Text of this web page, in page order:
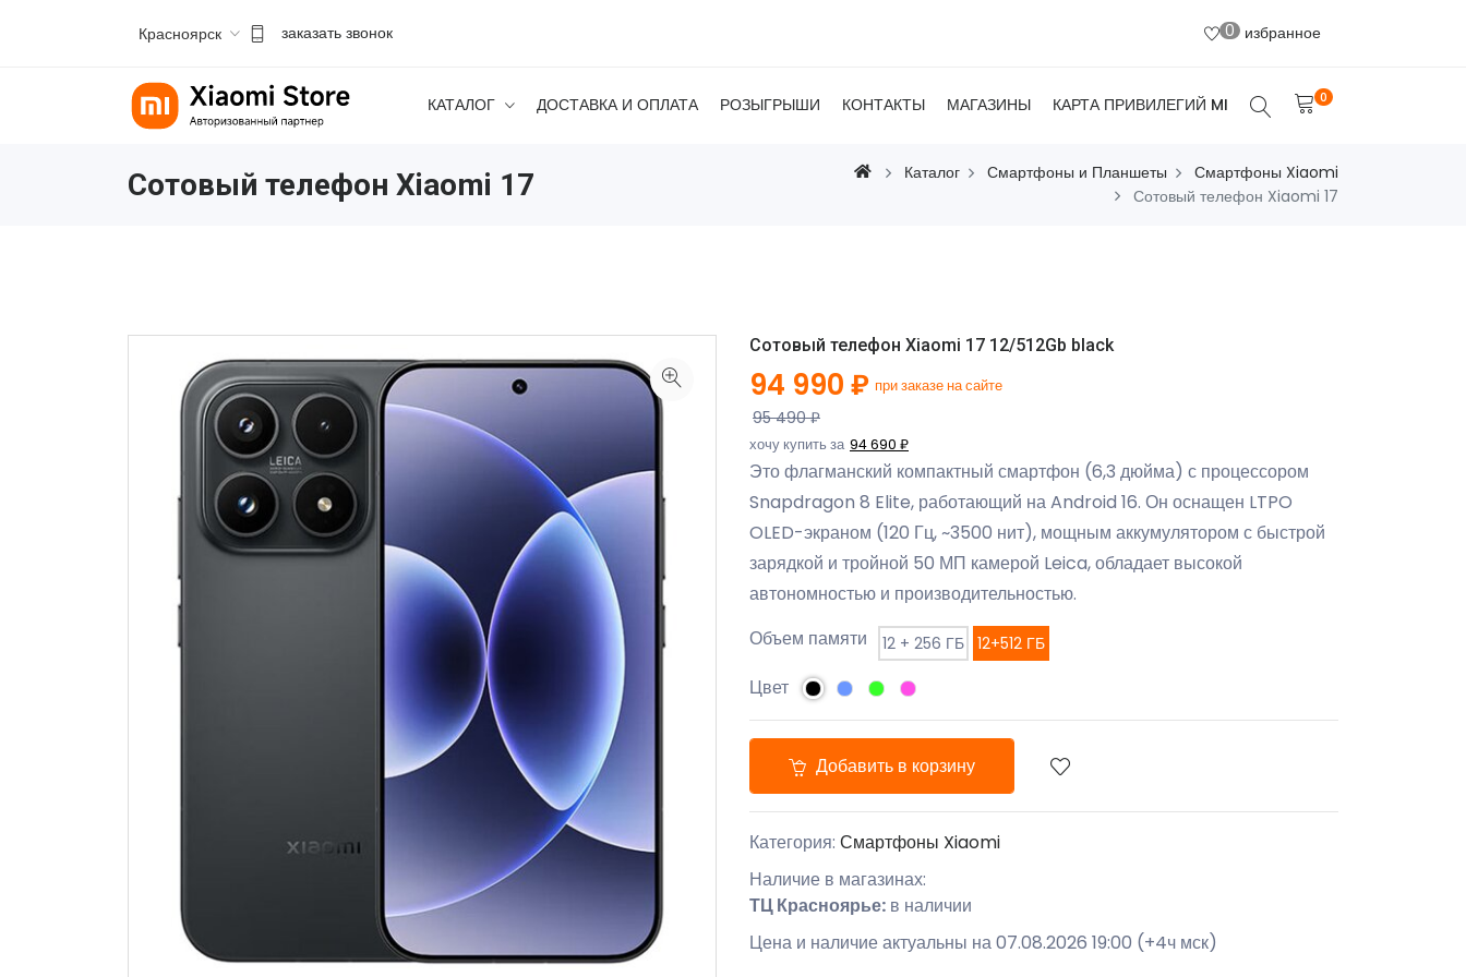
Красноярск заказать звонок 0 избранное
КАТАЛОГ ДОСТАВКА И ОПЛАТА РОЗЫГРЫШИ КОНТАКТЫ МАГАЗИНЫ КАРТА ПРИВИЛЕГИЙ MI 0
Сотовый телефон Xiaomi 17 Каталог Смартфоны и Планшеты
Смартфоны Xiaomi
Сотовый телефон Xiaomi 17
Сотовый телефон Xiaomi 17 12/512Gb black
94 990 ₽ при заказе на сайте
95 490 ₽
хочу купить за 94 690 ₽
Это флагманский компактный смартфон (6,3 дюйма) с процессором
Snapdragon 8 Elite, работающий на Android 16. Он оснащен LTPO
OLED-экраном (120 Гц, ~3500 нит), мощным аккумулятором с быстрой
зарядкой и тройной 50 МП камерой Leica, обладает высокой
автономностью и производительностью.
Объем памяти
12 + 256 ГБ 12+512 ГБ
Цвет
Добавить в корзину
Категория: Смартфоны Xiaomi
Наличие в магазинах:
ТЦ Красноярье: в наличии
Цена и наличие актуальны на 07.08.2026 19:00 (+4ч мск)